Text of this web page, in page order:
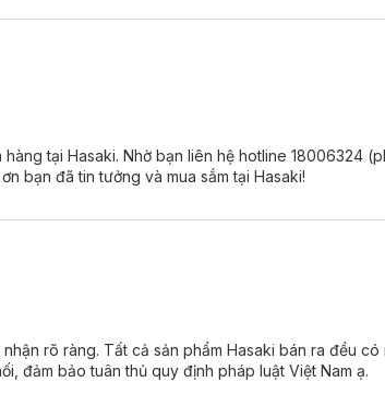
tại Hasaki. Nhờ bạn liên hệ hotline 18006324
bạn đã tin tưởng và mua sắm tại Hasaki!
rõ ràng. Tất cả sản phẩm Hasaki bán ra đều có
đảm bảo tuân thủ quy định pháp luật Việt Nam ạ.